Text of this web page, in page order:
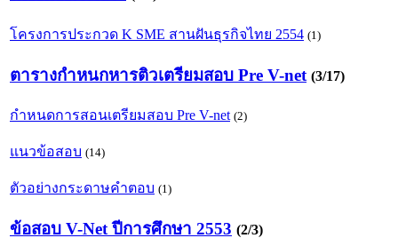
โครงการประกวด K SME สานฝันธุรกิจไทย 2554 (1)
ตารางกำหนกหารติวเตรียมสอบ Pre V-net (3/17)
กำหนดการสอนเตรียมสอบ Pre V-net (2)
แนวข้อสอบ (14)
ตัวอย่างกระดาษคำตอบ (1)
ข้อสอบ V-Net ปีการศึกษา 2553 (2/3)